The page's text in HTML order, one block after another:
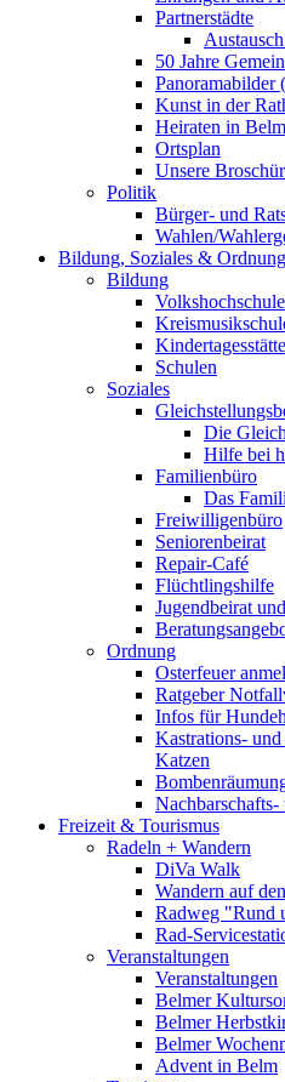
Partnerstädte
50 Jahre
Panoramabilder
Kunst in der
Heiraten in Belm
Ortsplan
Unsere
Politik
Bürger- und
Wahlen/
Bildung, Soziales & Ordnung
Bildung
Schulen
Soziales
Die
Hilfe bei
Familienbüro
Das
Freiwilligenbüro
Seniorenbeirat
Repair-Café
Flüchtlingshilfe
Jugendbeirat
Ordnung
Osterfeuer
Ratgeber
Infos für
Kastrations-
Katzen
Freizeit & Tourismus
Radeln + Wandern
DiVa Walk
Wandern auf
Radweg "Rund
Rad-
Veranstaltungen
Veranstaltungen
Belmer
Belmer
Belmer
Advent in Belm